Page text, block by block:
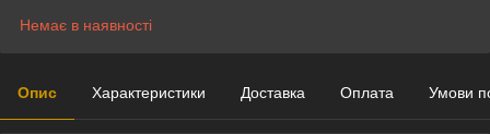
Немає в наявності
Опис Характеристики Доставка Оплата Умови